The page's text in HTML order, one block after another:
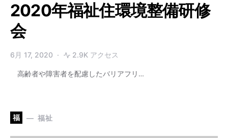
2020年福祉住環境整備研修
会
6月 17, 2020 2.9K アクセス
高齢者や障害者を配慮したバリアフリ…
福 福祉